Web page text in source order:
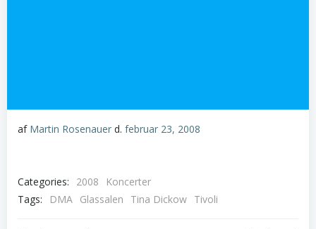
af Martin Rosenauer d. februar 23, 2008
Categories: 2008
Koncerter
Tags:
DMA Glassalen Tina Dickow Tivoli